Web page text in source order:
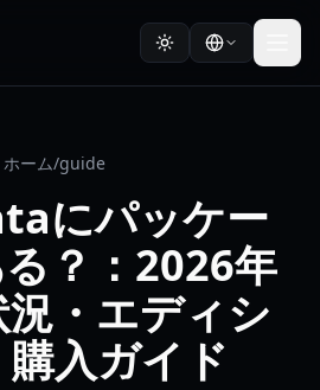
ホーム/guide
にパッケー
？：2026年
・エディシ
購入ガイド